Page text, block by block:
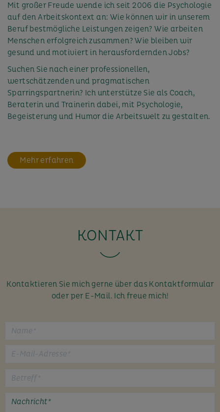
Mit großer Freude wende ich seit 2006 die Psychologie
auf den Arbeitskontext an: Wie können wir in unserem
Beruf bestmögliche Leistungen zeigen? Wie arbeiten
Menschen erfolgreich zusammen? Wie bleiben wir
gesund und motiviert in herausfordernden Jobs?
Suchen Sie nach einer professionellen,
wertschätzenden und pragmatischen
Sparringspartnerin? Ich unterstütze Sie als Coach,
Beraterin und Trainerin dabei, mit Psychologie,
Begeisterung und Humor die Arbeitswelt zu gestalten.
Mehr erfahren
KONTAKT
Kontaktieren Sie mich gerne über das Kontaktformular
oder per E-Mail. Ich freue mich!